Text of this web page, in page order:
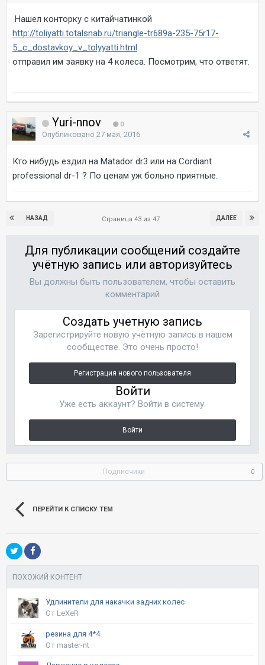
Нашел конторку с китайчатинкой
http://toliyatti.totalsnab.ru/triangle-tr689a-235-75r17-
5_c_dostavkoy_v_tolyyatti.html
отправил им заявку на 4 колеса. Посмотрим, что ответят.
Yuri-nnov 0
Опубликовано 27 мая, 2016
Кто нибудь ездил на Matador dr3 или на Cordiant
professional dr-1 ? По ценам уж больно приятные.
НАЗАД ДАЛЕЕ
Страница 43 из 47
Для публикации сообщений создайте
учётную запись или авторизуйтесь
Вы должны быть пользователем, чтобы оставить
комментарий
Создать учетную запись
Зарегистрируйте новую учётную запись в нашем
сообществе. Это очень просто!
Регистрация нового пользователя
Войти
Уже есть аккаунт? Войти в систему.
Войти
Подписчики 0
ПЕРЕЙТИ К СПИСКУ ТЕМ
ПОХОЖИЙ КОНТЕНТ
Удлинители для накачки задних колес
От LeXeR
резина для 4*4
От master-nt